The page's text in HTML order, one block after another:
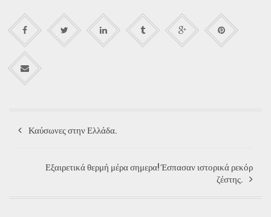
Καύσωνες στην Ελλάδα.
Εξαιρετικά θερμή μέρα σημερα! Έσπασαν ιστορικά ρεκόρ
ζέστης.